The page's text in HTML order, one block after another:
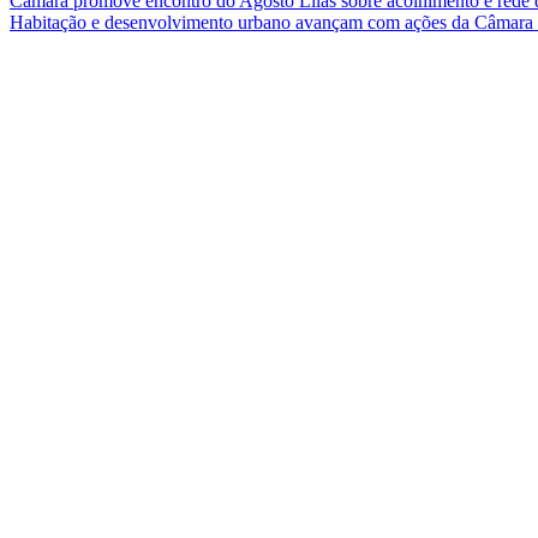
Habitação e desenvolvimento urbano avançam com ações da